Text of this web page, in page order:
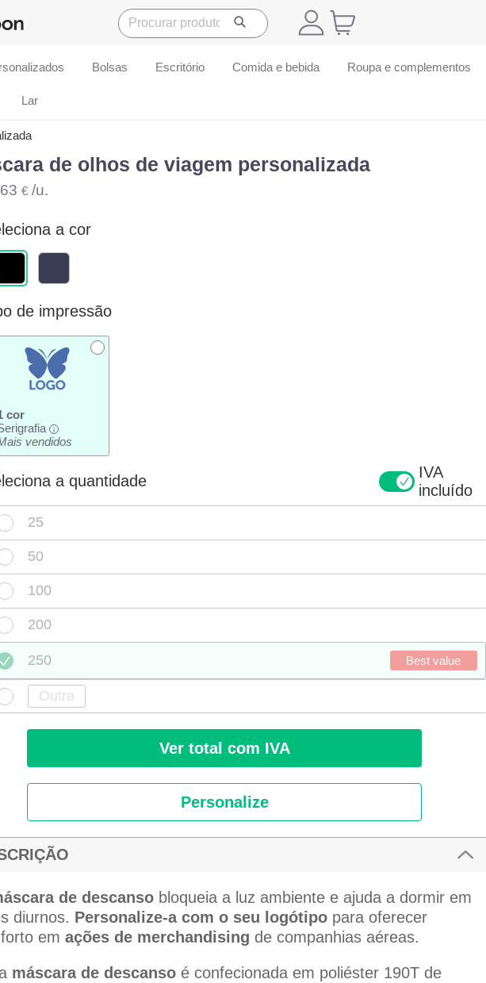
Bolsas Escritório Comida e bebida Roupa e complementos
Lar
de olhos de viagem personalizada
€/u.
a cor
de impressão
cor
i
vendidos
a quantidade
IVA
incluído
25
50
100
200
250 Best value
Ver total com IVA
Personalize
de descansobloqueia a luz ambiente e ajuda a dormir em
diurnos. Personalize-a com o seu logótipopara oferecer
em ações de merchandising de companhias aéreas.
máscara de descansoé confecionada em poliéster 190T de